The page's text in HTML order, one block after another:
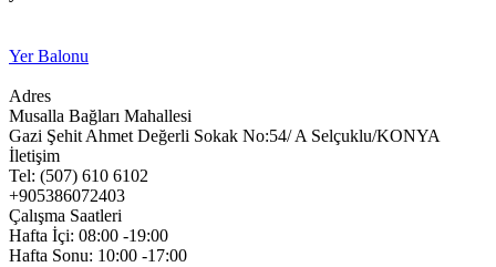
Yer Balonu
Adres
Musalla Bağları Mahallesi
Gazi Şehit Ahmet Değerli Sokak No:54/ A Selçuklu/KONYA
İletişim
Tel: (507) 610 6102
+905386072403
Çalışma Saatleri
Hafta İçi: 08:00 -19:00
Hafta Sonu: 10:00 -17:00